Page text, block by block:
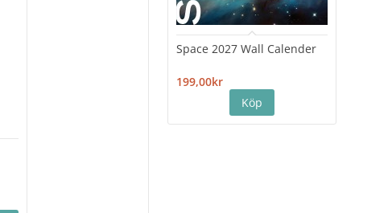
Space 2027 Wall Calender
199,00kr